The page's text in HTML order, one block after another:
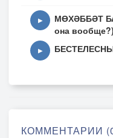
▶
МӨХӘББӘТ
она вообще?)
▶
КОММЕНТАРИИ